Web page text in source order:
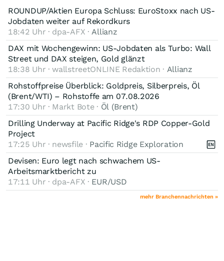
ROUNDUP/Aktien Europa Schluss: EuroStoxx nach US-
Jobdaten weiter auf Rekordkurs
18:42 Uhr · dpa-AFX · Allianz
DAX mit Wochengewinn: US-Jobdaten als Turbo: Wall
Street und DAX steigen, Gold glänzt
18:38 Uhr · wallstreetONLINE Redaktion · Allianz
Rohstoffpreise Überblick: Goldpreis, Silberpreis, Öl
(Brent/WTI) – Rohstoffe am 07.08.2026
17:30 Uhr · Markt Bote · Öl (Brent)
Drilling Underway at Pacific Ridge's RDP Copper-Gold
Project
17:25 Uhr · newsfile · Pacific Ridge Exploration
Devisen: Euro legt nach schwachem US-
Arbeitsmarktbericht zu
17:11 Uhr · dpa-AFX · EUR/USD
mehr Branchennachrichten »